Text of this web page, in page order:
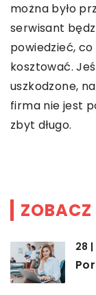
można było
serwisant
powiedzieć,
kosztować.
uszkodzone,
firma nie jest
zbyt długo.
ZOBACZ
28 |